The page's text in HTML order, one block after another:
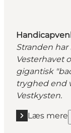
Stranden
Vesterhavet
gigantisk
tryghed end
Vestkysten.
Læs mere
Læs mere